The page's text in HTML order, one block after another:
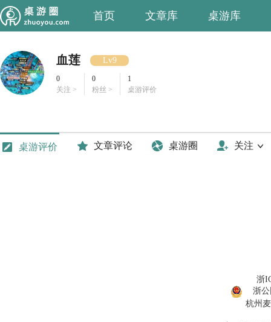
首页 文章库 桌游库
血莲 Lv9
0
关注 >
0
粉丝 >
1
桌游评价
桌游评价 文章评论 桌游圈 关注
浙
浙公
杭州